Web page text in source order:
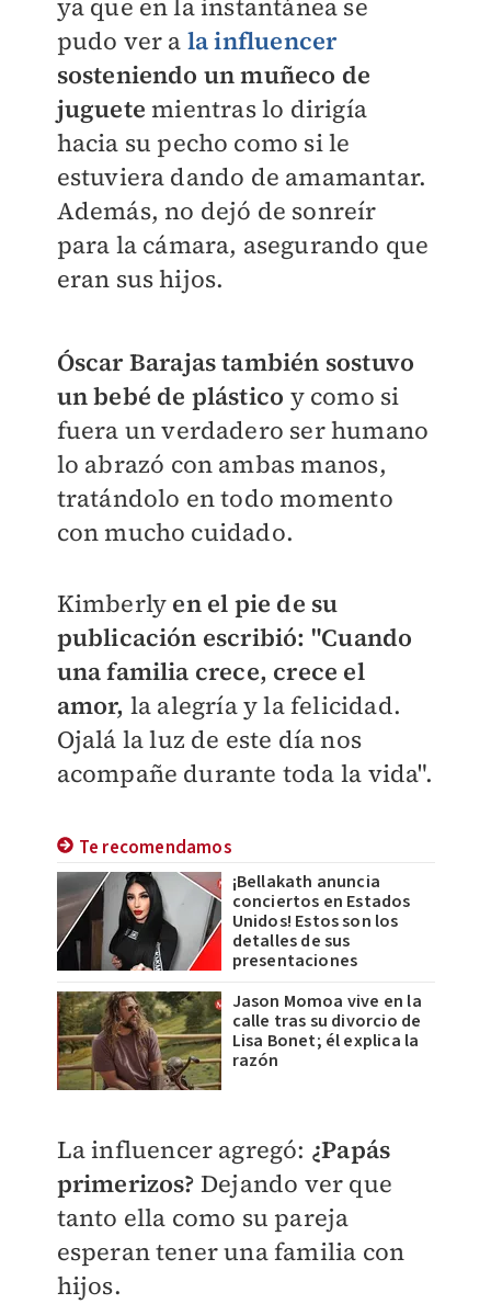
ya que en la instantánea se
pudo ver a la influencer
sosteniendo un muñeco de
juguete mientras lo dirigía
hacia su pecho como si le
estuviera dando de amamantar.
Además, no dejó de sonreír
para la cámara, asegurando que
eran sus hijos.
Óscar Barajas también sostuvo
un bebé de plástico y como si
fuera un verdadero ser humano
lo abrazó con ambas manos,
tratándolo en todo momento
con mucho cuidado.
Kimberly en el pie de su
publicación escribió: "Cuando
una familia crece, crece el
amor, la alegría y la felicidad.
Ojalá la luz de este día nos
acompañe durante toda la vida".
Te recomendamos
¡Bellakath anuncia
conciertos en Estados
Unidos! Estos son los
detalles de sus
presentaciones
Jason Momoa vive en la
calle tras su divorcio de
Lisa Bonet; él explica la
razón
La influencer agregó: ¿Papás
primerizos? Dejando ver que
tanto ella como su pareja
esperan tener una familia con
hijos.